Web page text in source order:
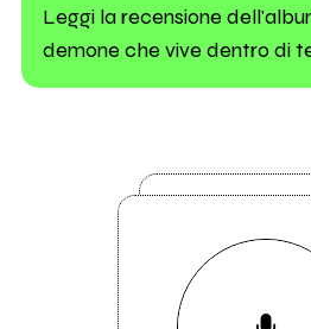
Leggi la recensione
demone che vive dentro di